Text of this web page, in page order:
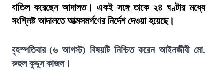
বাতিল করেছেন আদালত। একই সঙ্গে তাকে ২৪ ঘণ্টার মধ্যে
সংশ্লিষ্ট আদালতে আত্মসমর্পণের নির্দেশ দেওয়া হয়েছে।
বৃহস্পতিবার (৬ আগস্ট) বিষয়টি নিশ্চিত করেন আইনজীবী মো.
রুহুল কুদ্দুস কাজল।